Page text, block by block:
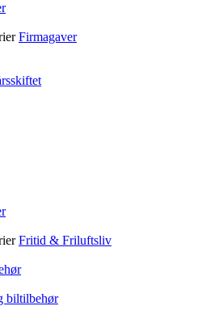
Firmagaver
Fritid & Friluftsliv
biltilbehør